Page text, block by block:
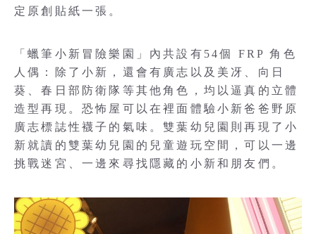
定原創貼紙一張。
「蠟筆小新冒險樂園」內共設有54個 FRP 角色
人偶：除了小新，還會有廣志以及美冴、向日
葵、春日部防衛隊等其他角色，均以逼真的立體
造型再現。恐怖屋可以在裡面體驗小新爸爸野原
廣志標誌性襪子的氣味。雙葉幼兒園則再現了小
新就讀的雙葉幼兒園的兒童遊玩空間，可以一邊
挑戰迷宮、一邊來尋找隱藏的小新和朋友們。